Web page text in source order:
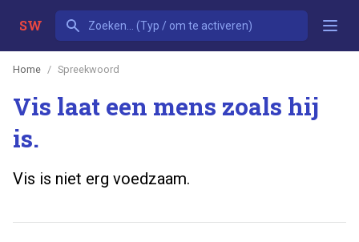
SW
Home Spreekwoord
Vis laat een mens zoals hij
is.
Vis is niet erg voedzaam.